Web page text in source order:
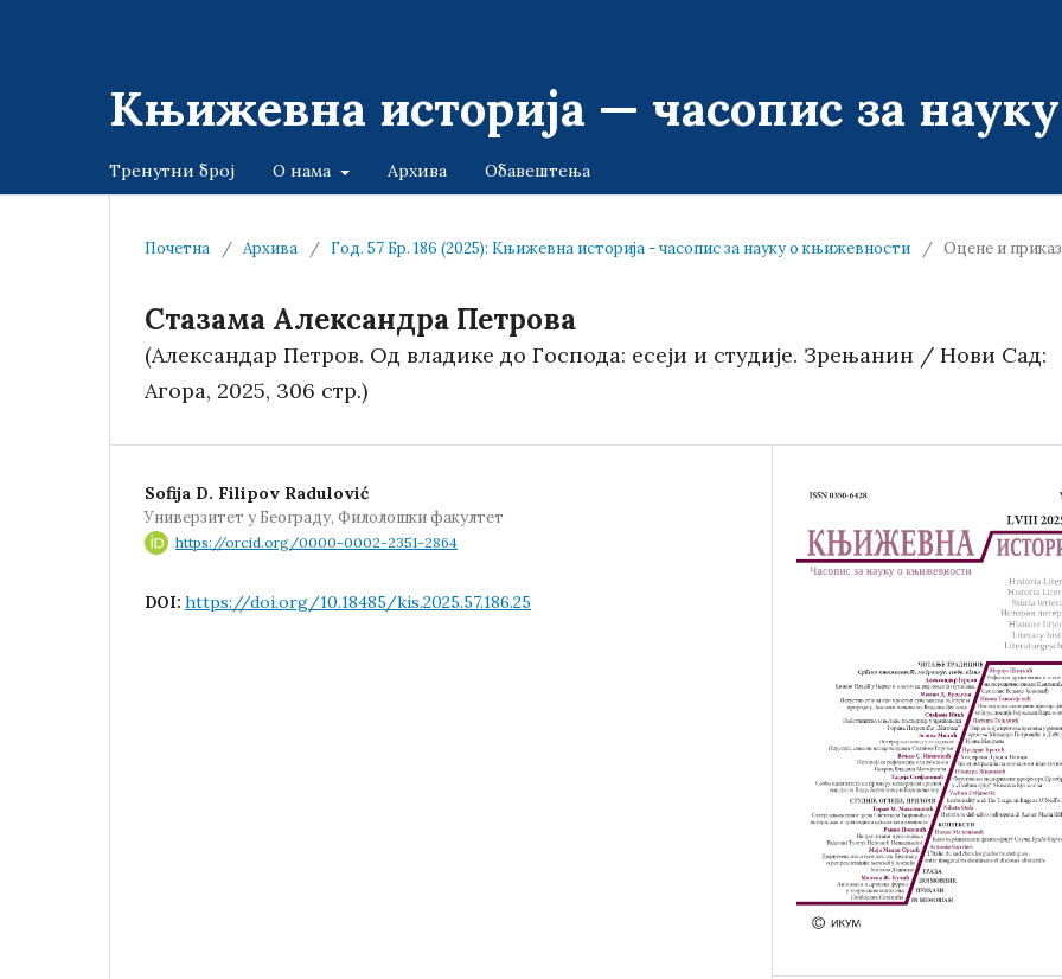
Књижевна историја — часопис за
Тренутни број О нама Архива Обавештења
Почетна / Архива / Год. 57 Бр. 186 (2025): Књижевна историја - часопис за науку о књижевности / Оцене и
Стазама Александра Петрова
(Александар Петров. Од владике до Господа: есеји и студије. Зрењанин / Нови Сад:
Агора, 2025, 306 стр.)
Sofija D. Filipov Radulović
Универзитет у Београду, Филолошки факултет
https://orcid.org/0000-0002-2351-2864
DOI: https://doi.org/10.18485/kis.2025.57.186.25